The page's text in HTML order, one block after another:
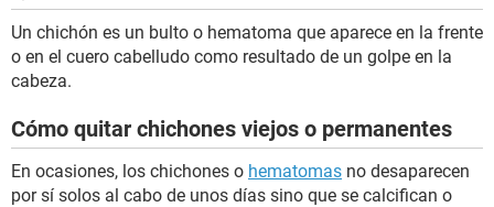
Un chichón es un bulto o hematoma que aparece en la frente
o en el cuero cabelludo como resultado de un golpe en la
cabeza.
Cómo quitar chichones viejos o permanentes
En ocasiones, los chichones o hematomas no desaparecen
por sí solos al cabo de unos días sino que se calcifican o